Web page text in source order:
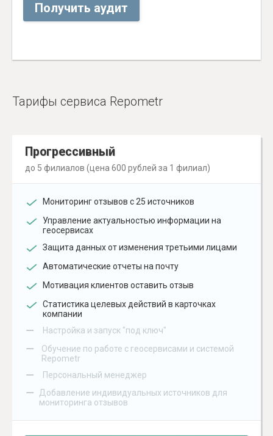
Получить аудит
Тарифы сервиса Repometr
Прогрессивный
до 5 филиалов (цена 600 рублей за 1 филиал)
Мониторинг отзывов с 25 источников
Управление актуальностью информации на
геосервисах
Защита данных от изменения третьими лицами
Автоматические отчеты на почту
Мотивация клиентов оставить отзыв
Статистика целевых действий в карточках
компании
– Настройка и запуск "под ключ"
–
Обучение по работе с геосервисами и системой
Repometr
– Персональный менеджер
–
Добавление индивидуальных источников для
мониторинга отзывов